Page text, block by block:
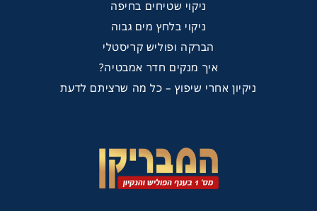
ניקוי שטיחים בחיפה
ניקוי בלחץ מים גבוה
הברקה ופוליש קריסטלי
איך מנקים חדר אמבטיה?
ניקיון אחרי שיפוץ – כל מה שרציתם לדעת